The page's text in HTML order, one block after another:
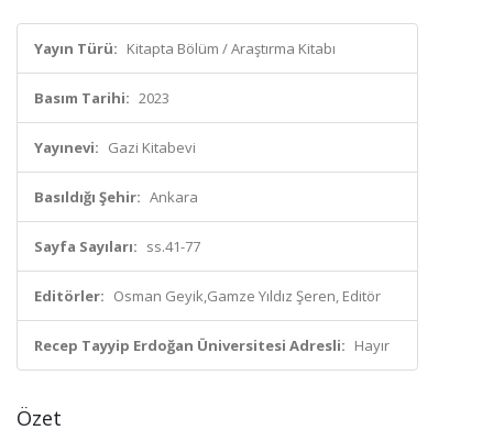
Yayın Türü: Kitapta Bölüm / Araştırma Kitabı
Basım Tarihi: 2023
Yayınevi: Gazi Kitabevi
Basıldığı Şehir: Ankara
Sayfa Sayıları: ss.41-77
Editörler: Osman Geyik,Gamze Yıldız Şeren, Editör
Recep Tayyip Erdoğan Üniversitesi Adresli: Hayır
Özet